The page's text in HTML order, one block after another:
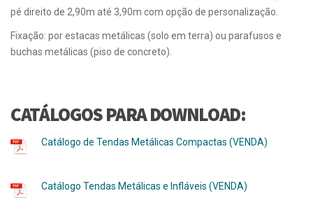
pé direito de 2,90m até 3,90m com opção de personalização.
Fixação: por estacas metálicas (solo em terra) ou parafusos e
buchas metálicas (piso de concreto).
CATÁLOGOS PARA DOWNLOAD:
Catálogo de Tendas Metálicas Compactas (VENDA)
Catálogo Tendas Metálicas e Infláveis (VENDA)